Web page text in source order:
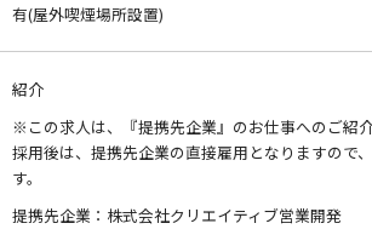
有(屋外喫煙場所設置)
紹介
※この求人は、『提携先企業』のお仕事へのご紹
採用後は、提携先企業の直接雇用となりますので
す。
提携先企業：株式会社クリエイティブ営業開発